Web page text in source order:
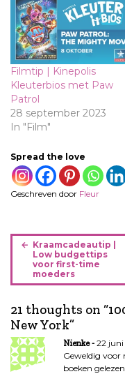
Filmtip | Kinepolis
Kleuterbios met Paw
Patrol
28 september 2023
In "Film"
Spread the love
Geschreven door Fleur
B
i
h
t
n
a
Kraamcadeautip |
Low budgettips
voor first-time
moeders
21 thoughts on “
New York”
Nienke
22 juni
Geweldig voor
boeken